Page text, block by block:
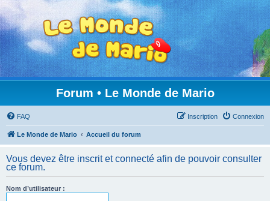
Forum • Le Monde de Mario
FAQ Connexion
Inscription
Le Monde de Mario Accueil du forum
Vous devez être inscrit et connecté afin de pouvoir consulter
ce forum.
Nom d’utilisateur :